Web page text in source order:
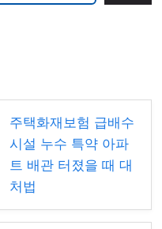
주택화재보험 급배수
시설 누수 특약 아파
트 배관 터졌을 때 대
처법